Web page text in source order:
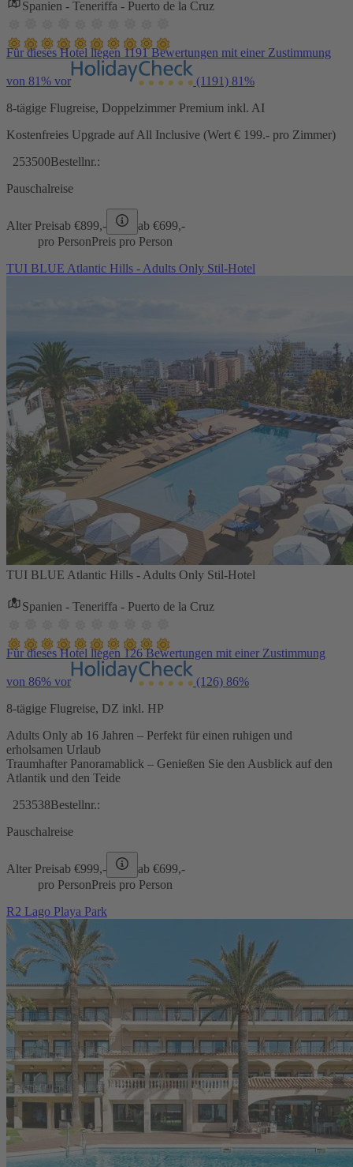
Spanien - Teneriffa - Puerto de la Cruz
Für dieses Hotel liegen 1191 Bewertungen mit einer Zustimmung
von 81% vor (1191) 81%
8-tägige Flugreise, Doppelzimmer Premium inkl. AI
Kostenfreies Upgrade auf All Inclusive (Wert € 199.- pro Zimmer)
253500Bestellnr.:
Pauschalreise
Alter Preisab €899,- ab €699,-
pro PersonPreis pro Person
TUI BLUE Atlantic Hills - Adults Only Stil-Hotel
TUI BLUE Atlantic Hills - Adults Only Stil-Hotel
Spanien - Teneriffa - Puerto de la Cruz
Für dieses Hotel liegen 126 Bewertungen mit einer Zustimmung
von 86% vor (126) 86%
8-tägige Flugreise, DZ inkl. HP
Adults Only ab 16 Jahren – Perfekt für einen ruhigen und
erholsamen Urlaub
Traumhafter Panoramablick – Genießen Sie den Ausblick auf den
Atlantik und den Teide
253538Bestellnr.:
Pauschalreise
Alter Preisab €999,- ab €699,-
pro PersonPreis pro Person
R2 Lago Playa Park